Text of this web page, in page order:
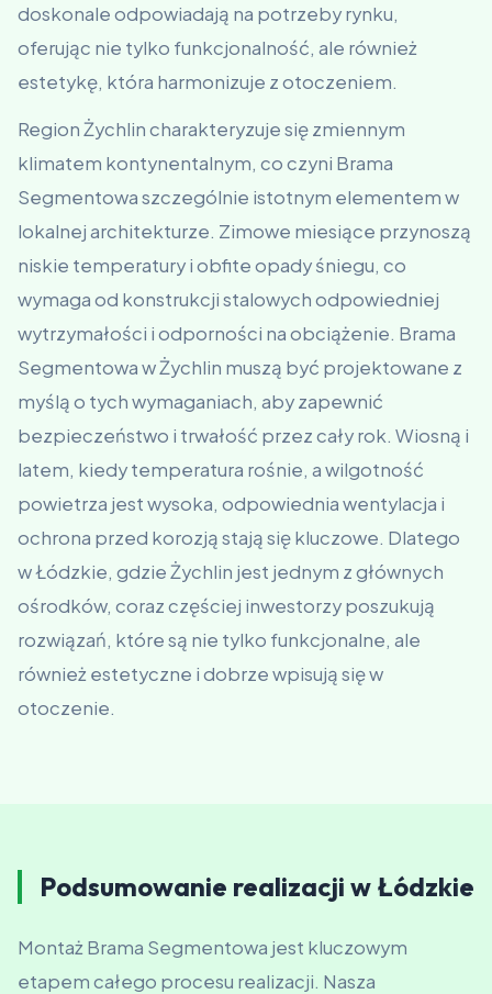
doskonale odpowiadają na potrzeby rynku,
oferując nie tylko funkcjonalność, ale również
estetykę, która harmonizuje z otoczeniem.
Region Żychlin charakteryzuje się zmiennym
klimatem kontynentalnym, co czyni Brama
Segmentowa szczególnie istotnym elementem w
lokalnej architekturze. Zimowe miesiące przynoszą
niskie temperatury i obfite opady śniegu, co
wymaga od konstrukcji stalowych odpowiedniej
wytrzymałości i odporności na obciążenie. Brama
Segmentowa w Żychlin muszą być projektowane z
myślą o tych wymaganiach, aby zapewnić
bezpieczeństwo i trwałość przez cały rok. Wiosną i
latem, kiedy temperatura rośnie, a wilgotność
powietrza jest wysoka, odpowiednia wentylacja i
ochrona przed korozją stają się kluczowe. Dlatego
w Łódzkie, gdzie Żychlin jest jednym z głównych
ośrodków, coraz częściej inwestorzy poszukują
rozwiązań, które są nie tylko funkcjonalne, ale
również estetyczne i dobrze wpisują się w
otoczenie.
Podsumowanie realizacji w Łódzkie
Montaż Brama Segmentowa jest kluczowym
etapem całego procesu realizacji. Nasza